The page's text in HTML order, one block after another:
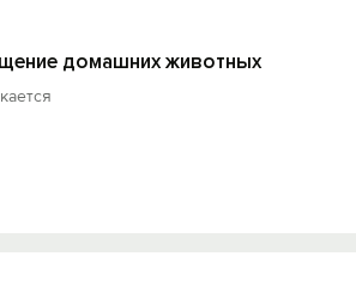
домашних животных